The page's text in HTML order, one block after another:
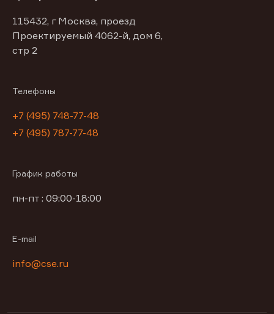
115432, г Москва, проезд
Проектируемый 4062-й, дом 6,
стр 2
Телефоны
+7 (495) 748-77-48
+7 (495) 787-77-48
График работы
пн-пт : 09:00-18:00
E-mail
info@cse.ru